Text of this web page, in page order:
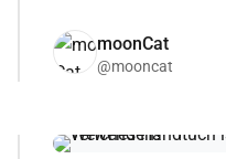
moonCat
@mooncat